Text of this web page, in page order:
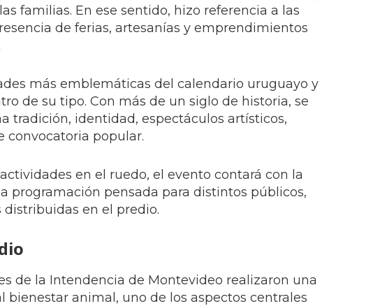
familias. En ese sentido, hizo referencia a las
de ferias, artesanías y emprendimientos
más emblemáticas del calendario uruguayo y
de su tipo. Con más de un siglo de historia, se
tradición, identidad, espectáculos artísticos,
convocatoria popular.
en el ruedo, el evento contará con la
programación pensada para distintos públicos,
en el predio.
de la Intendencia de Montevideo realizaron una
bienestar animal, uno de los aspectos centrales